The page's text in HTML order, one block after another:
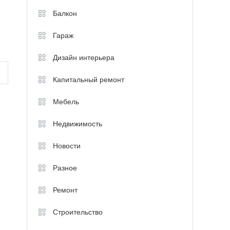
Балкон
Гараж
Дизайн интерьера
Капитальный ремонт
Мебель
Недвижимость
Новости
Разное
Ремонт
Строительство